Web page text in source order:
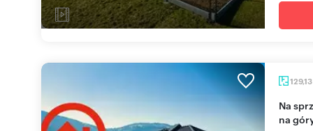
129,13
Na sprzedaż nowoczesny dom 130 m² z widokiem
na